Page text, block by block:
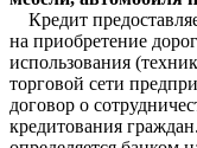
Кредит
на приобретение
использования
торговой сети
договор о
кредитования